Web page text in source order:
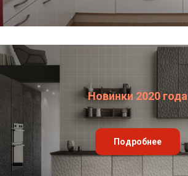
Новинки 2020 года
Подробнее